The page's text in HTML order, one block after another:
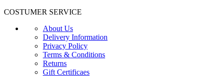
COSTUMER SERVICE
About Us
Delivery Information
Privacy Policy
Terms & Conditions
Returns
Gift Certificaes